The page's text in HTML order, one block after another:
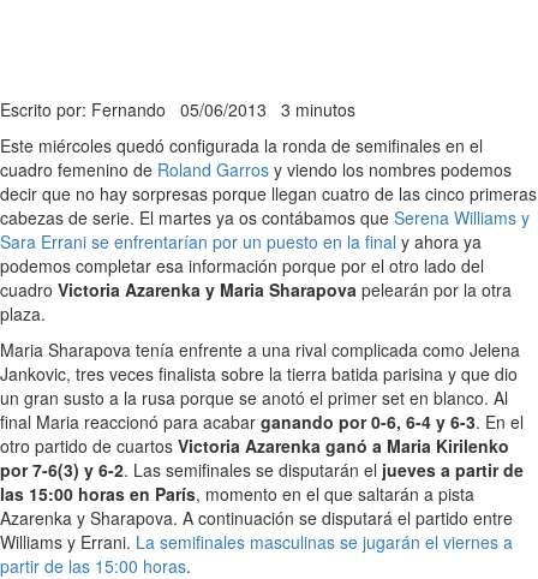
Escrito por: Fernando 05/06/2013 3 minutos
Este miércoles quedó configurada la ronda de semifinales en el
cuadro femenino de Roland Garros y viendo los nombres podemos
decir que no hay sorpresas porque llegan cuatro de las cinco primeras
cabezas de serie. El martes ya os contábamos que Serena Williams y
Sara Errani se enfrentarían por un puesto en la final y ahora ya
podemos completar esa información porque por el otro lado del
cuadro Victoria Azarenka y Maria Sharapova pelearán por la otra
plaza.
Maria Sharapova tenía enfrente a una rival complicada como Jelena
Jankovic, tres veces finalista sobre la tierra batida parisina y que dio
un gran susto a la rusa porque se anotó el primer set en blanco. Al
final Maria reaccionó para acabar ganando por 0-6, 6-4 y 6-3. En el
otro partido de cuartos Victoria Azarenka ganó a Maria Kirilenko
por 7-6(3) y 6-2. Las semifinales se disputarán el jueves a partir de
las 15:00 horas en París, momento en el que saltarán a pista
Azarenka y Sharapova. A continuación se disputará el partido entre
Williams y Errani. La semifinales masculinas se jugarán el viernes a
partir de las 15:00 horas.